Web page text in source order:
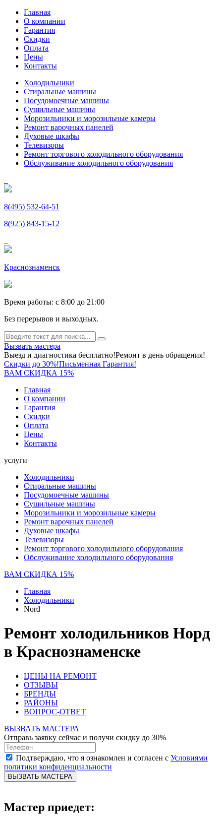
Главная
О компании
Гарантия
Скидки
Оплата
Цены
Контакты
Холодильники
Стиральные машины
Посудомоечные машины
Сушильные машины
Морозильники и морозильные камеры
Ремонт варочных панелей
Духовые шкафы
Телевизоры
Ремонт торгового холодильного оборудования
Обслуживание холодильного оборудования
8(495) 532-64-51
8(925) 843-15-12
Краснознаменск
Время работы: c 8:00 до 21:00
Без перерывов и выходных.
Вызвать мастера
Выезд и диагностика бесплатно!Ремонт в день обращения!
Скидки до 30%!Письменная Гарантия!
ВАМ СКИДКА 15%
Главная
О компании
Гарантия
Скидки
Оплата
Цены
Контакты
услуги
Холодильники
Стиральные машины
Посудомоечные машины
Сушильные машины
Морозильники и морозильные камеры
Ремонт варочных панелей
Духовые шкафы
Телевизоры
Ремонт торгового холодильного оборудования
Обслуживание холодильного оборудования
ВАМ СКИДКА 15%
Главная
Холодильники
Nord
Ремонт холодильников Норд
в Краснознаменске
ЦЕНЫ НА РЕМОНТ
ОТЗЫВЫ
БРЕНДЫ
РАЙОНЫ
ВОПРОС-ОТВЕТ
ВЫЗВАТЬ МАСТЕРА
Отправь заявку сейчас и получи скидку до 30%
Подтверждаю, что я ознакомлен и согласен с Условиями
политики конфиденциальности
ВЫЗВАТЬ МАСТЕРА
Мастер приедет: